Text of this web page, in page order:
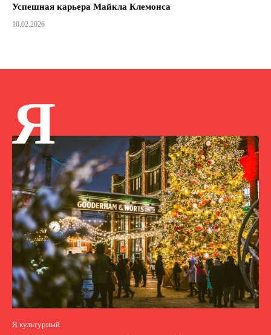
Успешная карьера Майкла Клемонса
10.02.2026
Я
Я культурный